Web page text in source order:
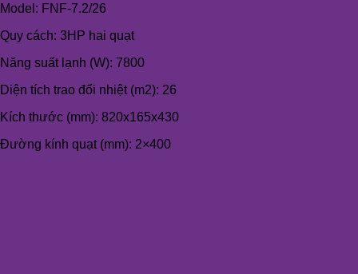
Model: FNF-7.2/26
Quy cách: 3HP hai quạt
Năng suất lạnh (W): 7800
Diện tích trao đổi nhiệt (m2): 26
Kích thước (mm): 820x165x430
Đường kính quạt (mm): 2×400